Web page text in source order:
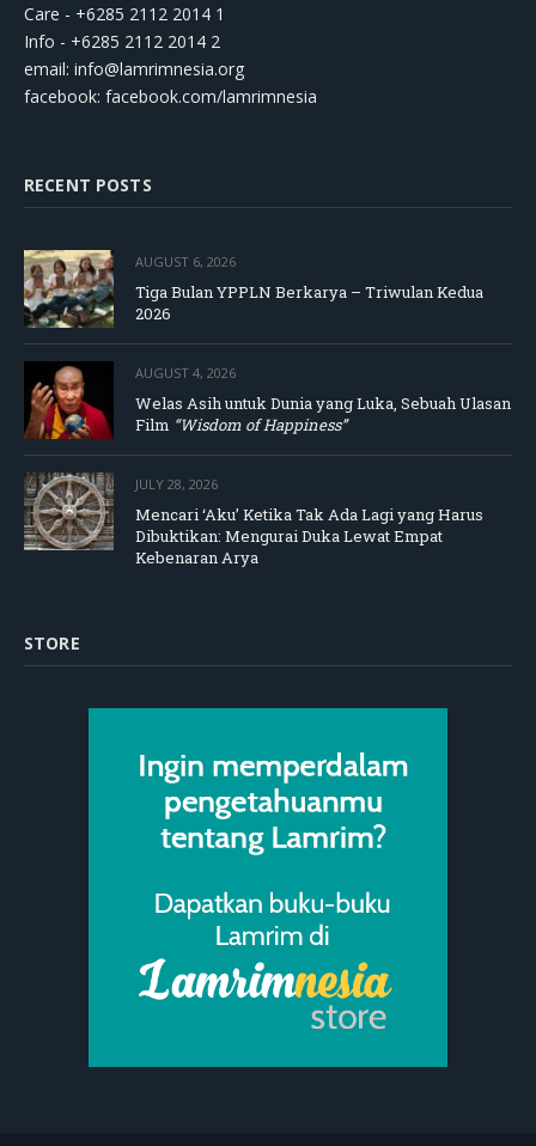
Care - +6285 2112 2014 1
Info - +6285 2112 2014 2
email: info@lamrimnesia.org
facebook: facebook.com/lamrimnesia
RECENT POSTS
AUGUST 6, 2026
Tiga Bulan YPPLN Berkarya – Triwulan Kedua
2026
AUGUST 4, 2026
Welas Asih untuk Dunia yang Luka, Sebuah Ulasan
Film “Wisdom of Happiness”
JULY 28, 2026
Mencari ‘Aku’ Ketika Tak Ada Lagi yang Harus
Dibuktikan: Mengurai Duka Lewat Empat
Kebenaran Arya
STORE